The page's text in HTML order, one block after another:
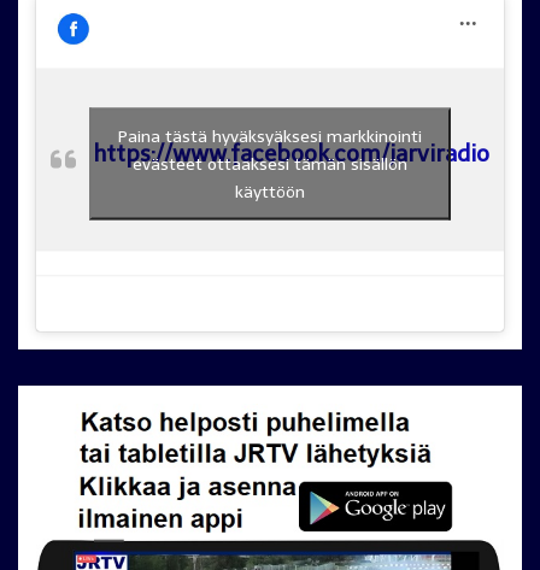
https://www.facebook.com/jarviradio
Paina tästä hyväksyäksesi markkinointi
evästeet ottaaksesi tämän sisällön
käyttöön